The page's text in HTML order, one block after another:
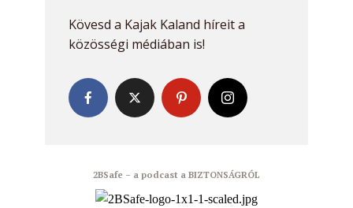
Kövesd a Kajak Kaland híreit a
közösségi médiában is!
2BSafe – a podcast a BIZTONSÁGRÓL